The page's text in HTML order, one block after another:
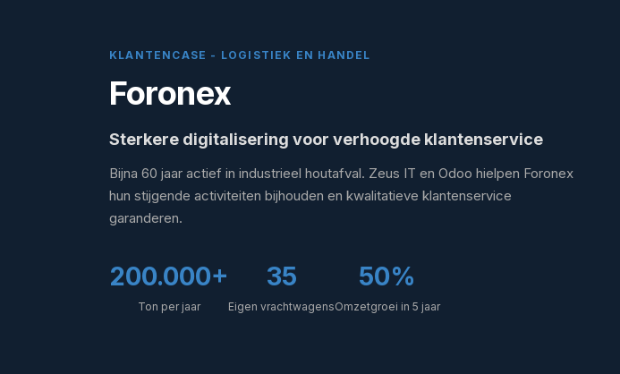
KLANTENCASE - LOGISTIEK EN HANDEL
Foronex
Sterkere digitalisering voor verhoogde klantenservice
Bijna 60 jaar actief in industrieel houtafval. Zeus IT en Odoo hielpen Foronex
hun stijgende activiteiten bijhouden en kwalitatieve klantenservice
garanderen.
200.000+
Ton per jaar
35
Eigen vrachtwagens
50%
Omzetgroei in 5 jaar